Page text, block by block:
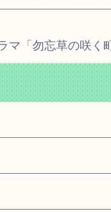
マ「勿忘草の咲く